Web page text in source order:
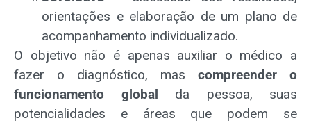
orientações e elaboração de um plano de
acompanhamento individualizado.
O objetivo não é apenas auxiliar o médico a
fazer o diagnóstico, mas compreender o
funcionamento global da pessoa, suas
potencialidades e áreas que podem se